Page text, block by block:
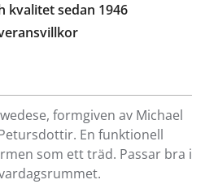
kvalitet sedan 1946
formgiven av Michael
En funktionell
som ett träd. Passar bra i